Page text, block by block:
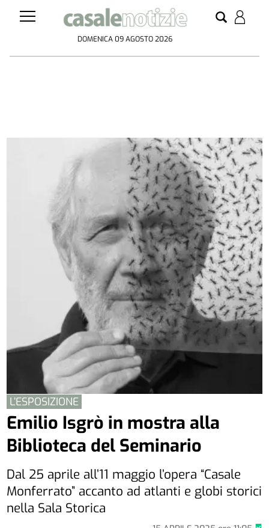
DOMENICA 09 AGOSTO 2026
L’ESPOSIZIONE
Emilio Isgrò in mostra alla
Biblioteca del Seminario
Dal 25 aprile all’11 maggio l’opera “Casale
Monferrato” accanto ad atlanti e globi storici
nella Sala Storica